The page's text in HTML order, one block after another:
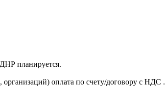
планируется.
оплата по счету/договору с НДС .